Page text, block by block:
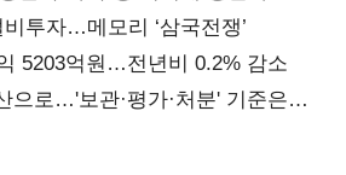
투자…메모리 ‘삼국전쟁’
5203억원…전년비 0.2% 감소
으로…'보관·평가·처분' 기준은